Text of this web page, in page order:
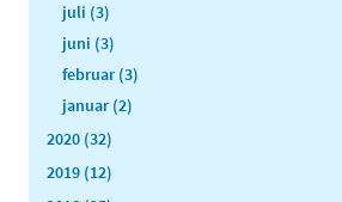
juli (3)
juni (3)
februar (3)
januar (2)
2020 (32)
2019 (12)